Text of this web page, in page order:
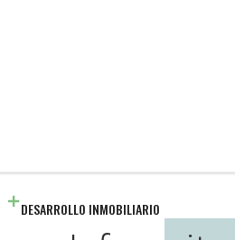
DESARROLLO INMOBILIARIO